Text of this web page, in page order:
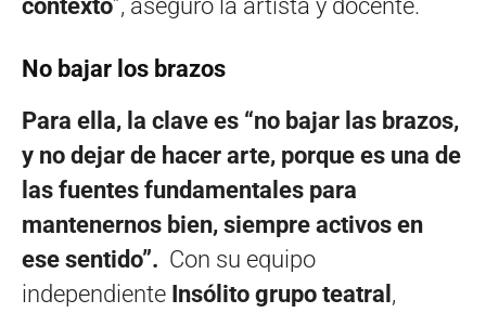
contexto”, aseguró la artista y docente.
No bajar los brazos
Para ella, la clave es “no bajar las brazos,
y no dejar de hacer arte, porque es una de
las fuentes fundamentales para
mantenernos bien, siempre activos en
ese sentido”. Con su equipo
independiente Insólito grupo teatral ,